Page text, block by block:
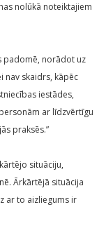
nolūkā noteiktajiem
padomē, norādot uz
nav skaidrs, kāpēc
iestādes,
ar līdzvērtīgu
praksēs.”
situāciju,
Ārkārtējā situācija
ar to aizliegums ir